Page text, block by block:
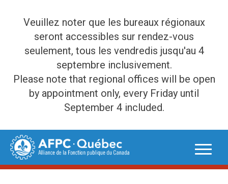
Veuillez noter que les bureaux régionaux
seront accessibles sur rendez-vous
seulement, tous les vendredis jusqu'au 4
septembre inclusivement.
Please note that regional offices will be open
by appointment only, every Friday until
September 4 included.
Skip
content